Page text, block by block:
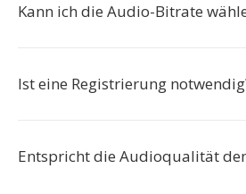
Kann ich die Audio-Bitrate
Ist eine Registrierung
Entspricht die Audioqualität